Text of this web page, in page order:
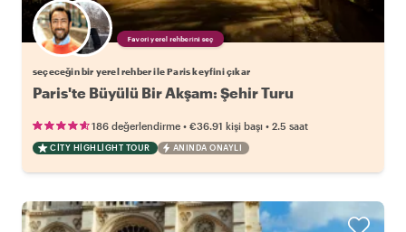
Favori yerel rehberini seç
seçeceğin bir yerel rehber ile Paris keyfini çıkar
Paris'te Büyülü Bir Akşam: Şehir Turu
186 değerlendirme • €36.91 kişi başı • 2.5 saat
CITY HIGHLIGHT TOUR ANINDA ONAYLI